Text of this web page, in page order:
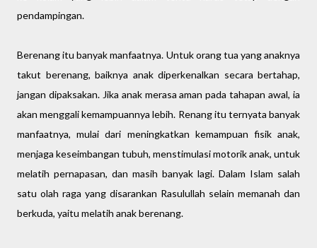
pendampingan.
Berenang itu banyak manfaatnya. Untuk orang tua yang anaknya
takut berenang, baiknya anak diperkenalkan secara bertahap,
jangan dipaksakan. Jika anak merasa aman pada tahapan awal, ia
akan menggali kemampuannya lebih. Renang itu ternyata banyak
manfaatnya, mulai dari meningkatkan kemampuan fisik anak,
menjaga keseimbangan tubuh, menstimulasi motorik anak, untuk
melatih pernapasan, dan masih banyak lagi. Dalam Islam salah
satu olah raga yang disarankan Rasulullah selain memanah dan
berkuda, yaitu melatih anak berenang.